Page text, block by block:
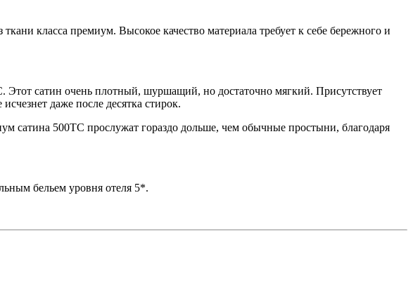
класса премиум. Высокое качеcтво материала требует к себе бережного и
Этот сатин очень плотный, шуршащий, но достаточно мягкий. Присутствует
даже после десятка стирок.
500ТС прослужат гораздо дольше, чем обычные простыни, благодаря
бельем уровня отеля 5*.